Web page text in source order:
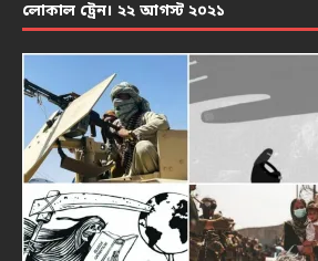
লোকাল ট্রেন। ২২ আগস্ট ২০২১